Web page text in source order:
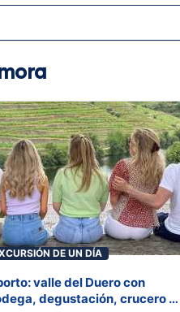
DE UN DÍA
valle del Duero con
degustación, crucero en